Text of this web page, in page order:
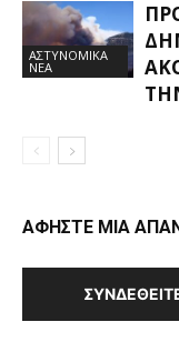
ΑΣΤΥΝΟΜΙΚΑ
ΝΕΑ
ΑΦΗΣΤΕ ΜΙΑ